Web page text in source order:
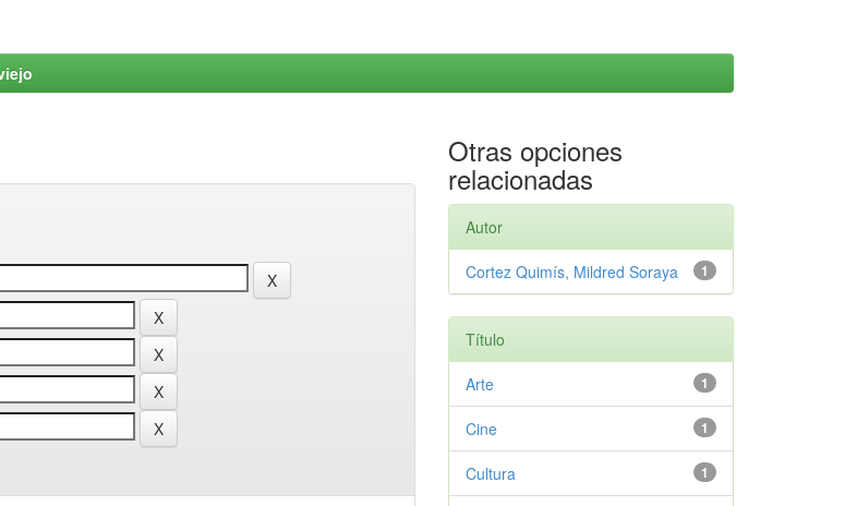
Otras opciones
relacionadas
Autor
1
Cortez Quimís, Mildred Soraya
Título
1
Arte
1
Cine
1
Cultura